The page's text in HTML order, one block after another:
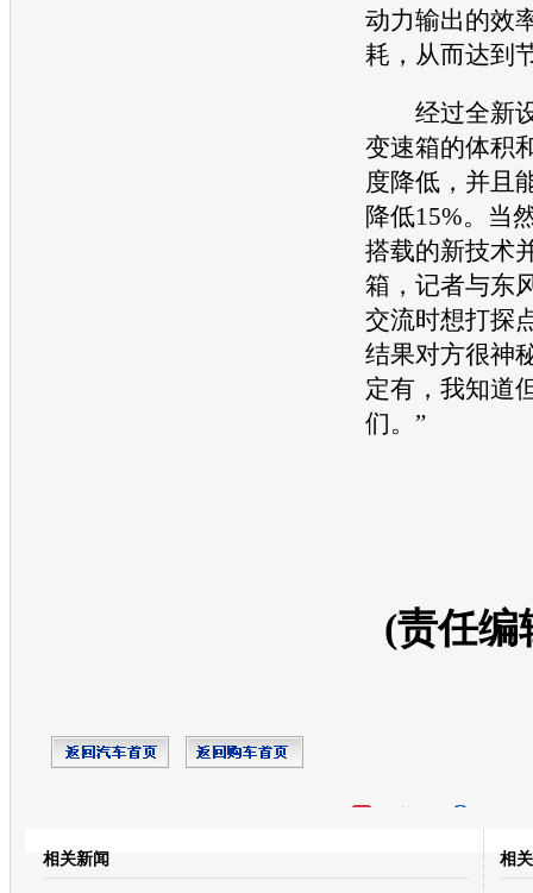
动力输出的效
耗，从而达到
经过全新设
变速箱的体积
度降低，并且
降低15%。当
搭载的新技术
箱 ，记者与东
交流时想打探
结果对方很神
定有，我知道
们。”
(责任编
相关新闻 相